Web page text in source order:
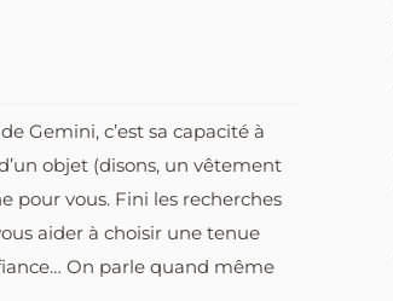
Gemini, c’est sa capacité à
objet (disons, un vêtement
pour vous. Fini les recherches
aider à choisir une tenue
On parle quand même